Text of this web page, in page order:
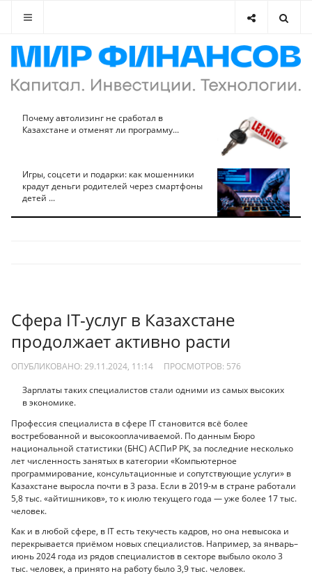
Почему автолизинг не сработал в
Казахстане и отменят ли программу...
Игры, соцсети и подарки: как мошенники
крадут деньги родителей через смартфоны
детей ...
Сфера IT-услуг в Казахстане
продолжает активно расти
ОПУБЛИКОВАНО: 29.11.2024, 11:14 ПРОСМОТРОВ: 576
Зарплаты таких специалистов стали одними из самых высоких
в экономике.
Профессия специалиста в сфере IT становится всё более
востребованной и высокооплачиваемой. По данным Бюро
национальной статистики (БНС) АСПиР РК, за последние несколько
лет численность занятых в категории «Компьютерное
программирование, консультационные и сопутствующие услуги» в
Казахстане выросла почти в 3 раза. Если в 2019-м в стране работали
5,8 тыс. «айтишников», то к июлю текущего года — уже более 17 тыс.
человек.
Как и в любой сфере, в IT есть текучесть кадров, но она невысока и
перекрывается приёмом новых специалистов. Например, за январь–
июнь 2024 года из рядов специалистов в секторе выбыло около 3
тыс. человек, а принято на работу было 3,9 тыс. человек.